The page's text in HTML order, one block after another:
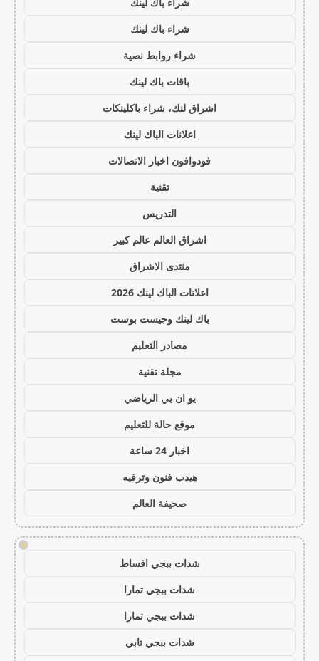
شراء باك لينك
شراء روابط نصية
باقات باك لينك
اشراق لنك، شراء باكلينكات
اعلانات الباك لينك
فودوافون اخبار الاتصالات
تقنية
التدريس
اشراق العالم عالم كبير
منتدى الاشراق
اعلانات الباك لينك 2026
باك لينك وجيست بوست
مصادر التعليم
مجلة تقنية
يو ان بي الرياضي
موقع حالة للتعليم
اخبار 24 ساعة
هيدب فنون وترفيه
صحيفة العالم
!
شدات ببجي اقساط
شدات ببجي تمارا
شدات ببجي تمارا
شدات ببجي تابي